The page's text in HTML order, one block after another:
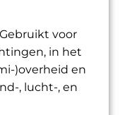
voor
in het
)overheid en
, lucht-, en